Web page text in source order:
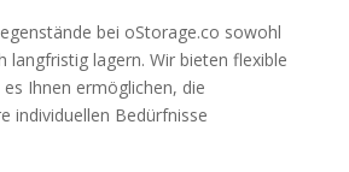
bei oStorage.co sowohl
langfristig lagern. Wir bieten flexible
Ihnen ermöglichen, die
individuellen Bedürfnisse